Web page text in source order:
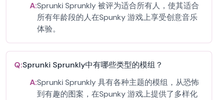
A:Sprunki Sprunkly 被评为适合所有人，使其适合
所有年龄段的人在Spunky 游戏上享受创意音乐
体验。
Q:Sprunki Sprunkly中有哪些类型的模组？
A:Sprunki Sprunkly 具有各种主题的模组，从恐怖
到有趣的图案，在Spunky 游戏上提供了多样化